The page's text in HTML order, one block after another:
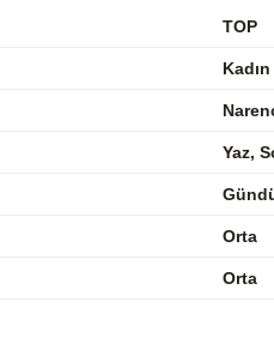
TOP
Kadın
Yaz,
Orta
Orta